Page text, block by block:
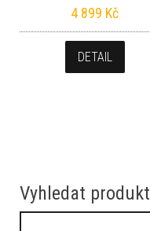
4 899 Kč
DETAIL
Vyhledat produkt